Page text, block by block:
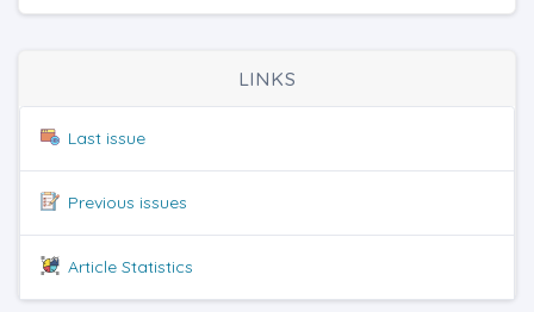
LINKS
Last issue
Previous issues
Article Statistics